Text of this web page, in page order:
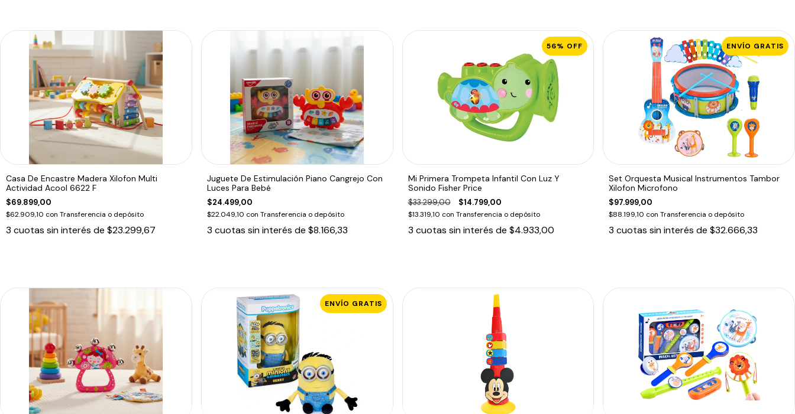
Casa De Encastre Madera Xilofon Multi
Actividad Acool 6622 F
$69.899,00
$62.909,10 con Transferencia o depósito
3 cuotas sin interés de $23.299,67
Juguete De Estimulación Piano Cangrejo Con
Luces Para Bebé
$24.499,00
$22.049,10 con Transferencia o depósito
3 cuotas sin interés de $8.166,33
56% OFF
Mi Primera Trompeta Infantil Con Luz Y
Sonido Fisher Price
$33.299,00 $14.799,00
$13.319,10 con Transferencia o depósito
3 cuotas sin interés de $4.933,00
ENVÍO GRATIS
Set Orquesta Musical Instrumentos Tambor
Xilofon Microfono
$97.999,00
$88.199,10 con Transferencia o depósito
3 cuotas sin interés de$32.666,33
ENVÍO GRATIS